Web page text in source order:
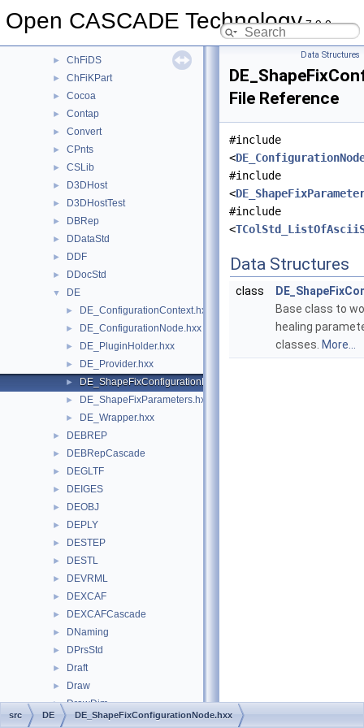
Open CASCADE Technology7.9.0
ChFi2d
► ChFiDS
► ChFiKPart
► Cocoa
► Contap
► Convert
► CPnts
► CSLib
► D3DHost
► D3DHostTest
► DBRep
► DDataStd
► DDF
► DDocStd
▼ DE
► DE_ConfigurationContext.hxx
► DE_ConfigurationNode.hxx
► DE_PluginHolder.hxx
► DE_Provider.hxx
► DE_ShapeFixConfigurationNode.hxx
► DE_ShapeFixParameters.hxx
► DE_Wrapper.hxx
► DEBREP
► DEBRepCascade
► DEGLTF
► DEIGES
► DEOBJ
► DEPLY
► DESTEP
► DESTL
► DEVRML
► DEXCAF
► DEXCAFCascade
► DNaming
► DPrsStd
► Draft
► Draw
► DrawDim
► DrawFairCurve
Data Structures
File Reference
#include
<
#include
<
#include
<
Data Structures
class
Base class to
healing
classes. More...
src DE DE_ShapeFixConfigurationNode.hxx